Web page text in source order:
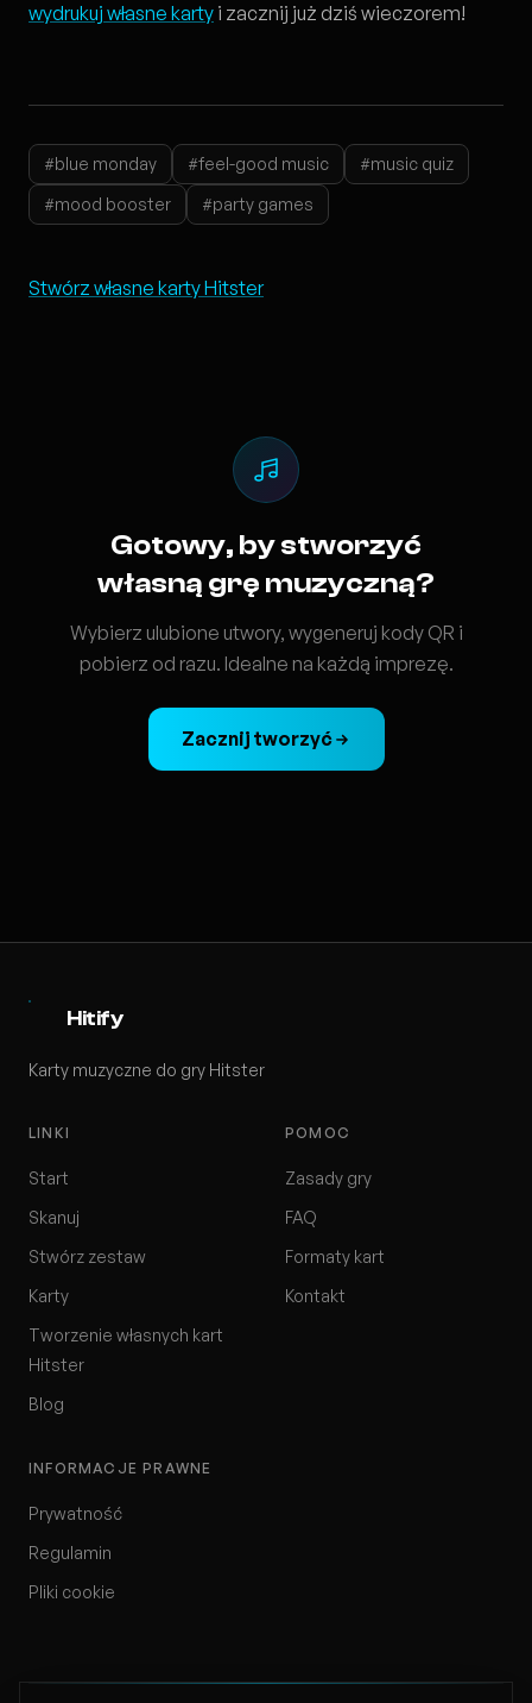
wydrukuj własne karty i zacznij już dziś wieczorem!
#blue monday #feel-good music
#music quiz
#mood booster
#party games
Stwórz własne karty Hitster
Gotowy, by stworzyć
własną grę muzyczną?
Wybierz ulubione utwory, wygeneruj kody QR i
pobierz od razu. Idealne na każdą imprezę.
Zacznij tworzyć
Hitify
Karty muzyczne do gry Hitster
LINKI
Start
Skanuj
Stwórz zestaw
Karty
Tworzenie własnych kart
Hitster
Blog
POMOC
Zasady gry
FAQ
Formaty kart
Kontakt
INFORMACJE PRAWNE
Prywatność
Regulamin
Pliki cookie